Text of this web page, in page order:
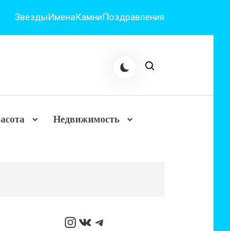
ЗвездыИменаКамниПоздравления
Недвижимость
Instagram
ВКонтакте
Telegram